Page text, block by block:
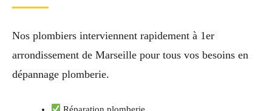
Nos plombiers interviennent rapidement à 1er
arrondissement de Marseille pour tous vos besoins en
dépannage plomberie.
Réparation plomberie